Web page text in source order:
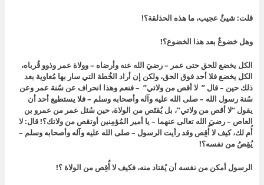
قلت: شيئٌ عجيب، ما هذه الحذلقة؟!
وهل خضوعٌ بعد هذا الخضوع؟!
الكل يخضع للحق حتى عمر – رضيَ الله عنه وأرضاه – وولاة عمر وذوو قُرباه،
الكل يخضع فلا أحد فوق الحق، ولكن إن أراد الخُطة التي سار بها مُعاوية بعد
ذلك حين – قال ” لا أقص من ولاتي” – فنعم وهذا انحراف عن سُنة عمر وعن
سُنة رسول الله – صلى الله عليه وآله وأصحابه وسلم – فلا يستطيع أحد أن
يقول “لا أقص من ولاتي”، بل يُقتَص من الولاة، حين سُئل عمر من عمرو بن
العاص – رضيَ الله تعالى عنهما – يا أمير المُؤمِنين أوتقص من ولاتك؟! قال: لا
أُم لك، كيف لا أُقِص وقد رأيت الرسول – صلى الله عليه وآله وأصحابه وسلم –
يُقِصُ من نفسه؟!
الرسول أمكن من نفسه أن يُقتاد منه، فكيف لا أُقِص من الولاة ؟!